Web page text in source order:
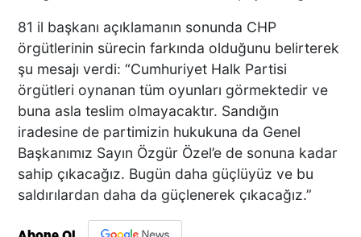
81 il başkanı açıklamanın sonunda CHP
örgütlerinin sürecin farkında olduğunu belirterek
şu mesajı verdi: “Cumhuriyet Halk Partisi
örgütleri oynanan tüm oyunları görmektedir ve
buna asla teslim olmayacaktır. Sandığın
iradesine de partimizin hukukuna da Genel
Başkanımız Sayın Özgür Özel’e de sonuna kadar
sahip çıkacağız. Bugün daha güçlüyüz ve bu
saldırılardan daha da güçlenerek çıkacağız.”